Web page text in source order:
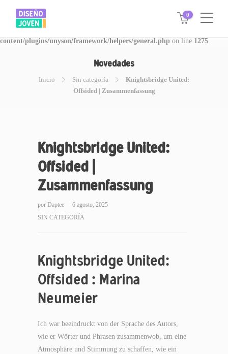
Warning: Invalid argument supplied for foreach() in
/www/disegnojoven.com.ar/htdocs/wp-
content/plugins/unyson/framework/helpers/general.php on line 1275
0
Novedades
Inicio Sin categoría
Knightsbridge United:
Offsided | Zusammenfassung
Knightsbridge United:
Offsided |
Zusammenfassung
por Daptee
6 agosto, 2025
SIN CATEGORÍA
Knightsbridge United:
Offsided : Marina
Neumeier
Ich war beeindruckt von der Sprache des Autors,
wie er Wörter und Phrasen zusammenwob, um eine
Atmosphäre und Stimmung zu schaffen, wie ein